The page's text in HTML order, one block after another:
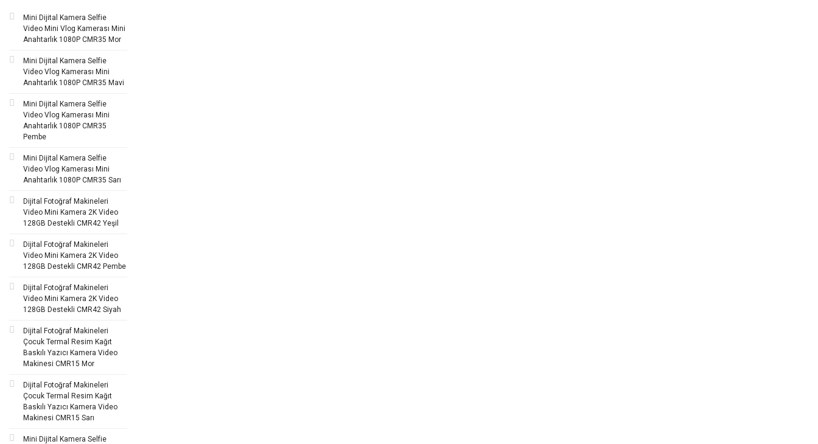
Mini Dijital Kamera Selfie
Video Mini Vlog Kamerası Mini
Anahtarlık 1080P CMR35 Mor
Mini Dijital Kamera Selfie
Video Vlog Kamerası Mini
Anahtarlık 1080P CMR35 Mavi
Mini Dijital Kamera Selfie
Video Vlog Kamerası Mini
Anahtarlık 1080P CMR35
Pembe
Mini Dijital Kamera Selfie
Video Vlog Kamerası Mini
Anahtarlık 1080P CMR35 Sarı
Dijital Fotoğraf Makineleri
Video Mini Kamera 2K Video
128GB Destekli CMR42 Yeşil
Dijital Fotoğraf Makineleri
Video Mini Kamera 2K Video
128GB Destekli CMR42 Pembe
Dijital Fotoğraf Makineleri
Video Mini Kamera 2K Video
128GB Destekli CMR42 Siyah
Dijital Fotoğraf Makineleri
Çocuk Termal Resim Kağıt
Baskılı Yazıcı Kamera Video
Makinesi CMR15 Mor
Dijital Fotoğraf Makineleri
Çocuk Termal Resim Kağıt
Baskılı Yazıcı Kamera Video
Makinesi CMR15 Sarı
Mini Dijital Kamera Selfie